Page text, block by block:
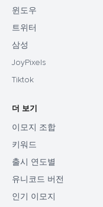
윈도우
트위터
삼성
JoyPixels
Tiktok
더 보기
이모지 조합
키워드
출시 연도별
유니코드 버전
인기 이모지